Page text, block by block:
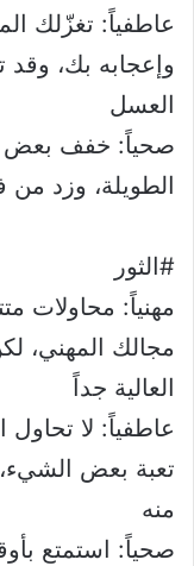
عاطفياً: تغزّلك
وإعجابه بك، وقد
العسل
صحياً: خفف بعض
الطويلة، وزد من
#الثور
مهنياً: محاولات
مجالك المهني،
العالية جداً
عاطفياً: لا تحاول
تعبة بعض
منه
صحياً: استمتع